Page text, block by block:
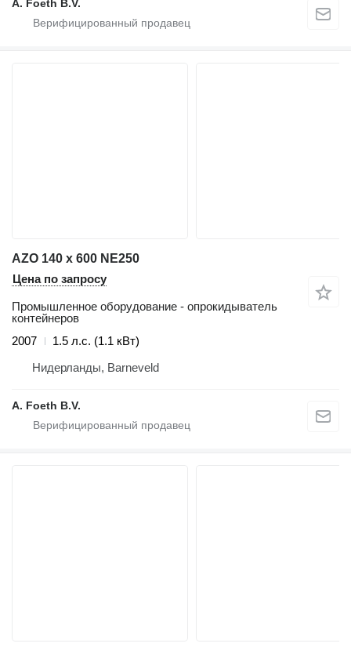
A. Foeth B.V.
AZO 140 x 600 NE250
Цена по запросу
Промышленное оборудование - опрокидыватель
контейнеров
2007
1.5 л.с. (1.1 кВт)
Нидерланды, Barneveld
A. Foeth B.V.